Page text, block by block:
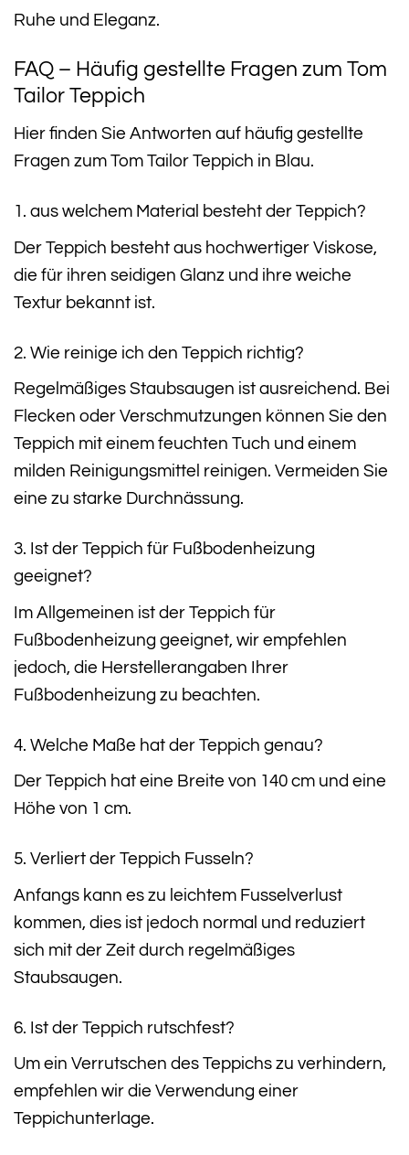
Ruhe und Eleganz.
FAQ – Häufig gestellte Fragen zum Tom
Tailor Teppich
Hier finden Sie Antworten auf häufig gestellte
Fragen zum Tom Tailor Teppich in Blau.
1. aus welchem Material besteht der Teppich?
Der Teppich besteht aus hochwertiger Viskose,
die für ihren seidigen Glanz und ihre weiche
Textur bekannt ist.
2. Wie reinige ich den Teppich richtig?
Regelmäßiges Staubsaugen ist ausreichend. Bei
Flecken oder Verschmutzungen können Sie den
Teppich mit einem feuchten Tuch und einem
milden Reinigungsmittel reinigen. Vermeiden Sie
eine zu starke Durchnässung.
3. Ist der Teppich für Fußbodenheizung
geeignet?
Im Allgemeinen ist der Teppich für
Fußbodenheizung geeignet, wir empfehlen
jedoch, die Herstellerangaben Ihrer
Fußbodenheizung zu beachten.
4. Welche Maße hat der Teppich genau?
Der Teppich hat eine Breite von 140 cm und eine
Höhe von 1 cm.
5. Verliert der Teppich Fusseln?
Anfangs kann es zu leichtem Fusselverlust
kommen, dies ist jedoch normal und reduziert
sich mit der Zeit durch regelmäßiges
Staubsaugen.
6. Ist der Teppich rutschfest?
Um ein Verrutschen des Teppichs zu verhindern,
empfehlen wir die Verwendung einer
Teppichunterlage.